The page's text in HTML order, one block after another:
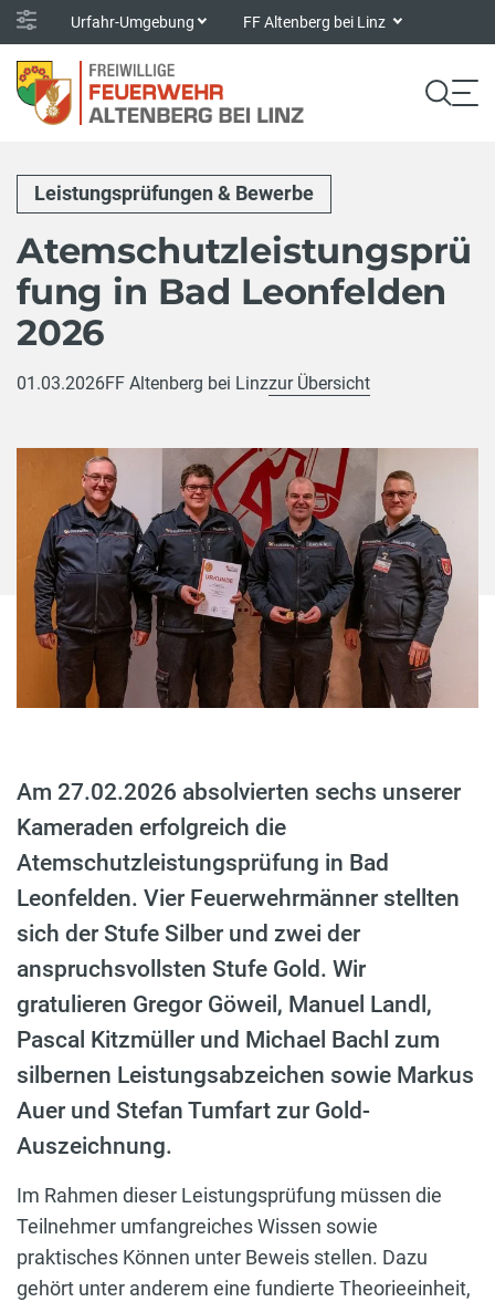
Urfahr-Umgebung FF Altenberg bei Linz
Leistungsprüfungen & Bewerbe
Atemschutzleistungsprü
fung in Bad Leonfelden
2026
01.03.2026FF Altenberg bei Linzzur Übersicht
Am 27.02.2026 absolvierten sechs unserer
Kameraden erfolgreich die
Atemschutzleistungsprüfung in Bad
Leonfelden. Vier Feuerwehrmänner stellten
sich der Stufe Silber und zwei der
anspruchsvollsten Stufe Gold. Wir
gratulieren Gregor Göweil, Manuel Landl,
Pascal Kitzmüller und Michael Bachl zum
silbernen Leistungsabzeichen sowie Markus
Auer und Stefan Tumfart zur Gold-
Auszeichnung.
Im Rahmen dieser Leistungsprüfung müssen die
Teilnehmer umfangreiches Wissen sowie
praktisches Können unter Beweis stellen. Dazu
gehört unter anderem eine fundierte Theorieeinheit,